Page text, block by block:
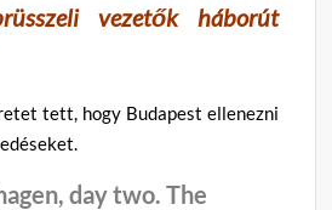
vezetők háborút
tett, hogy Budapest ellenezni
day two. The